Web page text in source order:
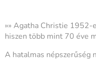
»» Agatha Christie 1952-
hiszen több mint 70 éve
A hatalmas népszerűség